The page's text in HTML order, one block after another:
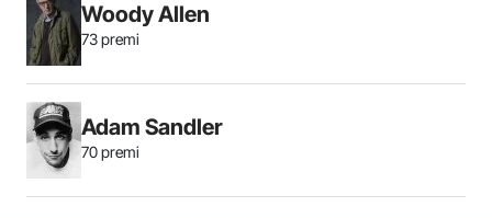
Woody Allen
73 premi
Adam Sandler
70 premi